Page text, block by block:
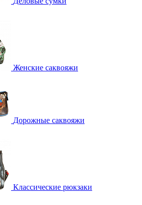
Женские саквояжи
Дорожные саквояжи
Классические рюкзаки